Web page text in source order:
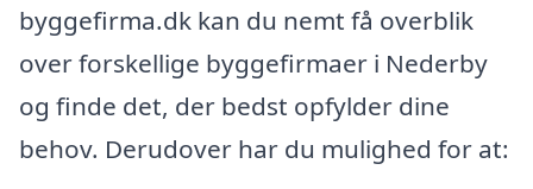
byggefirma.dk kan du nemt få overblik
over forskellige byggefirmaer i Nederby
og finde det, der bedst opfylder dine
behov. Derudover har du mulighed for at: